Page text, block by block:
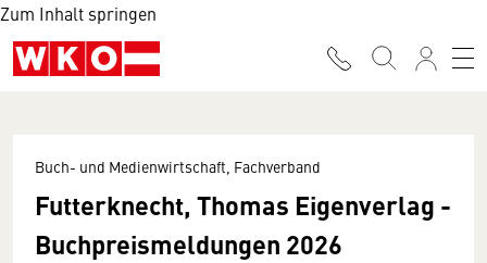
Zum Inhalt springen
Buch- und Medienwirtschaft, Fachverband
Futterknecht, Thomas Eigenverlag -
Buchpreismeldungen 2026